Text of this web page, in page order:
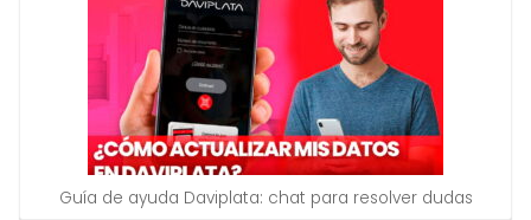
Guía de ayuda Daviplata: chat para resolver dudas